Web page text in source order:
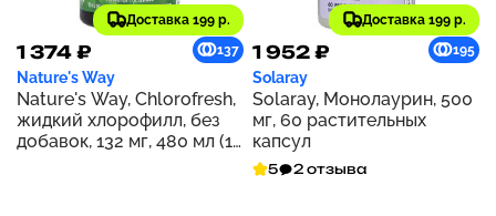
Доставка 199 р.
1 374 ₽ 137
Nature's Way
Nature's Way, Chlorofresh,
жидкий хлорофилл, без
добавок, 132 мг, 480 мл (16
Доставка 199 р.
1 952 ₽ 195
Solaray
Solaray, Монолаурин, 500
мг, 60 растительных
капсул
5 2 отзыва